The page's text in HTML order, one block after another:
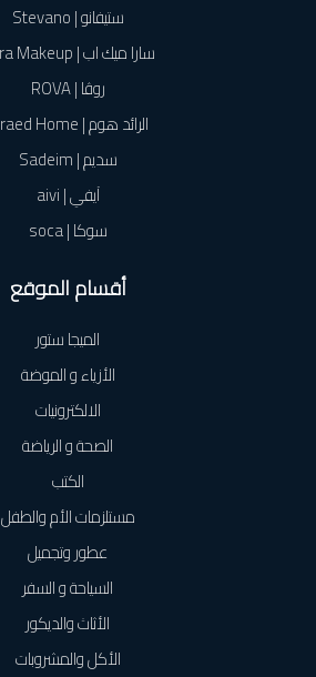
ستيفانو | Stevano
سارا ميك اب | Sara Makeup
روڤا | ROVA
الرائد هوم | Alraed Home
سديم | Sadeim
آيفي | aivi
سوكا | soca
أقسام الموقع
الميجا ستور
الأزياء و الموضة
الالكترونيات
الصحة و الرياضة
الكتب
مستلزمات الأم والطفل
عطور وتجميل
السياحة و السفر
الأثاث والديكور
الأكل والمشروبات